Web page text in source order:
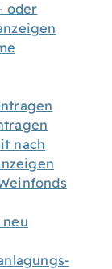
oder
nach